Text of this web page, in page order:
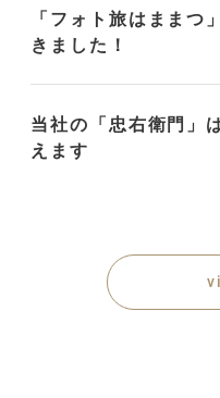
「フォト旅はままつ
きました！
当社の「忠右衛門」
えます